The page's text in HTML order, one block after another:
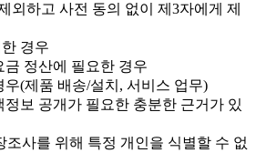
외하고 사전 동의 없이 제3자에게 제
경우
정산에 필요한 경우
(제품 배송/설치, 서비스 업무)
보 공개가 필요한 충분한 근거가 있
조사를 위해 특정 개인을 식별할 수 없